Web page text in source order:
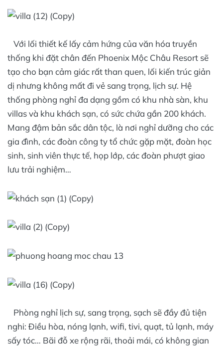
Với lối thiết kế lấy cảm hứng của văn hóa truyền
thống khi đặt chân đến Phoenix Mộc Châu Resort sẽ
tạo cho bạn cảm giác rất than quen, lối kiến trúc giản
dị nhưng không mất đi vẻ sang trọng, lịch sự. Hệ
thống phòng nghỉ đa dạng gồm có khu nhà sàn, khu
villas và khu khách sạn, có sức chứa gần 200 khách.
Mang đậm bản sắc dân tộc, là nơi nghỉ dưỡng cho các
gia đình, các đoàn công ty tổ chức gặp mặt, đoàn học
sinh, sinh viên thực tế, họp lớp, các đoàn phượt giao
lưu trải nghiệm…
Phòng nghỉ lịch sự, sang trọng, sạch sẽ đầy đủ tiện
nghi: Điều hòa, nóng lạnh, wifi, tivi, quạt, tủ lạnh, máy
sấy tóc… Bãi đỗ xe rộng rãi, thoải mái, có không gian